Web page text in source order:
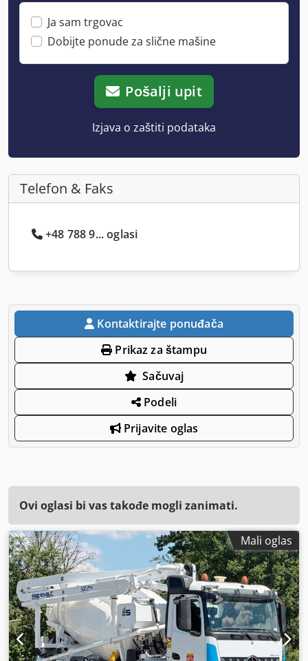
Ja sam trgovac
Dobijte ponude za slične mašine
Pošalji upit
Izjava o zaštiti podataka
Telefon & Faks
+48 788 9... oglasi
Kontaktirajte ponuđača
Prikaz za štampu
Sačuvaj
Podeli
Prijavite oglas
Ovi oglasi bi vas takođe mogli zanimati.
Mali oglas